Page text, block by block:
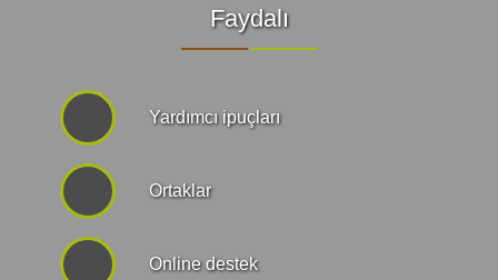
Faydalı
Yardımcı ipuçları
Ortaklar
Online destek